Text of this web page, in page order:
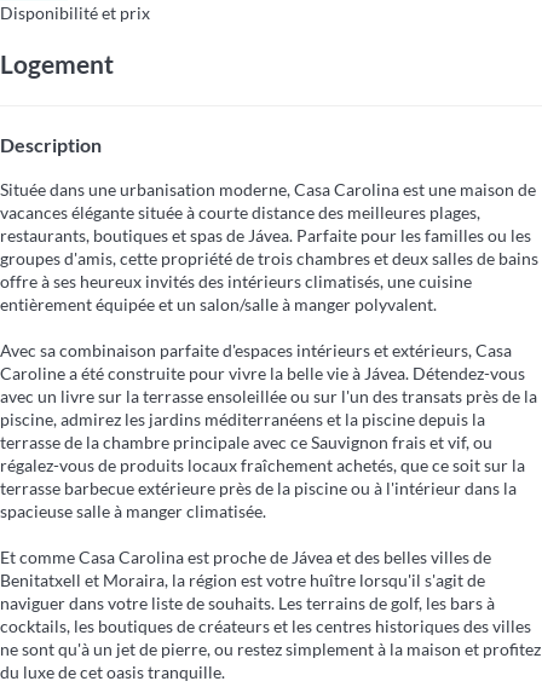
Disponibilité et prix
Logement
Description
Située dans une urbanisation moderne, Casa Carolina est une maison de
vacances élégante située à courte distance des meilleures plages,
restaurants, boutiques et spas de Jávea. Parfaite pour les familles ou les
groupes d'amis, cette propriété de trois chambres et deux salles de bains
offre à ses heureux invités des intérieurs climatisés, une cuisine
entièrement équipée et un salon/salle à manger polyvalent.
Avec sa combinaison parfaite d'espaces intérieurs et extérieurs, Casa
Caroline a été construite pour vivre la belle vie à Jávea. Détendez-vous
avec un livre sur la terrasse ensoleillée ou sur l'un des transats près de la
piscine, admirez les jardins méditerranéens et la piscine depuis la
terrasse de la chambre principale avec ce Sauvignon frais et vif, ou
régalez-vous de produits locaux fraîchement achetés, que ce soit sur la
terrasse barbecue extérieure près de la piscine ou à l'intérieur dans la
spacieuse salle à manger climatisée.
Et comme Casa Carolina est proche de Jávea et des belles villes de
Benitatxell et Moraira, la région est votre huître lorsqu'il s'agit de
naviguer dans votre liste de souhaits. Les terrains de golf, les bars à
cocktails, les boutiques de créateurs et les centres historiques des villes
ne sont qu'à un jet de pierre, ou restez simplement à la maison et profitez
du luxe de cet oasis tranquille.